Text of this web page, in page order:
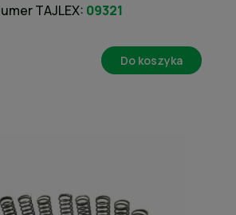
TAJLEX: 09321
Do koszyka